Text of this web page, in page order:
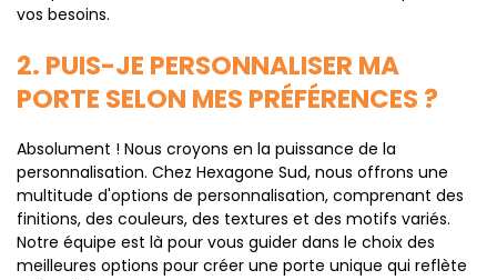
vos besoins.
2. PUIS-JE PERSONNALISER MA
PORTE SELON MES PRÉFÉRENCES ?
Absolument ! Nous croyons en la puissance de la
personnalisation. Chez Hexagone Sud, nous offrons une
multitude d'options de personnalisation, comprenant des
finitions, des couleurs, des textures et des motifs variés.
Notre équipe est là pour vous guider dans le choix des
meilleures options pour créer une porte unique qui reflète